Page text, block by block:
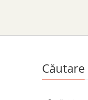
Căutare